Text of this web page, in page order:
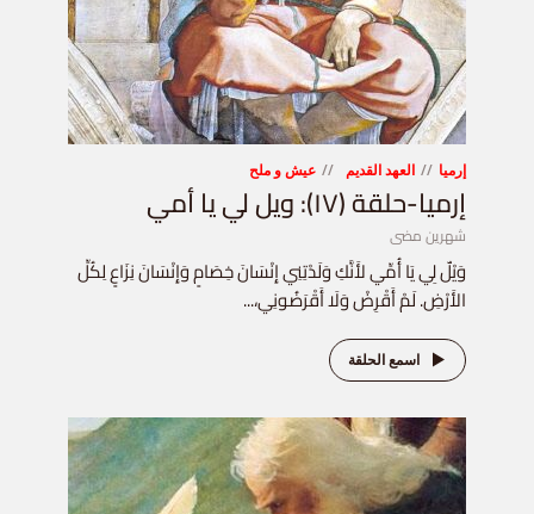
إرميا العهد القديم عيش و ملح
إرميا-حلقة (١٧): ويل لي يا أمي
شهرين مضى
وَيْلٌ لِي يَا أُمِّي لأَنَّكِ وَلَدْتِنِي إِنْسَانَ خِصَامٍ وَإِنْسَانَ نِزَاعٍ لِكُلِّ
الأَرْضِ. لَمْ أَقْرِضْ وَلَا أَقْرَضُونِي،...
اسمع الحلقة